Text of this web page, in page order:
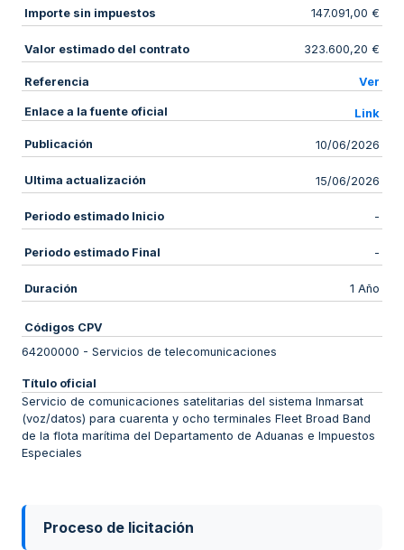
Importe sin impuestos 147.091,00 €
Valor estimado del contrato 323.600,20 €
Referencia Ver
Enlace a la fuente oficial Link
Publicación 10/06/2026
Ultima actualización 15/06/2026
Periodo estimado Inicio -
Periodo estimado Final -
Duración 1 Año
Códigos CPV
64200000 - Servicios de telecomunicaciones
Título oficial
Servicio de comunicaciones satelitarias del sistema Inmarsat
(voz/datos) para cuarenta y ocho terminales Fleet Broad Band
de la flota marítima del Departamento de Aduanas e Impuestos
Especiales
Proceso de licitación